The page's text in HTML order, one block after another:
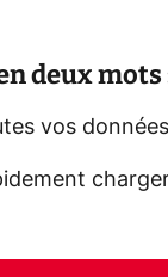
deux mots
vos données